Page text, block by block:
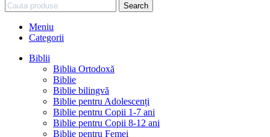
Search
Meniu
Categorii
Biblii
Biblia Ortodoxă
Biblie
Biblie bilingvă
Biblie pentru Adolescenți
Biblie pentru Copii 1-7 ani
Biblie pentru Copii 8-12 ani
Biblie pentru Femei